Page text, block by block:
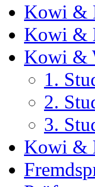
Kowi &
Kowi &
Kowi &
1.
2.
3.
Kowi &